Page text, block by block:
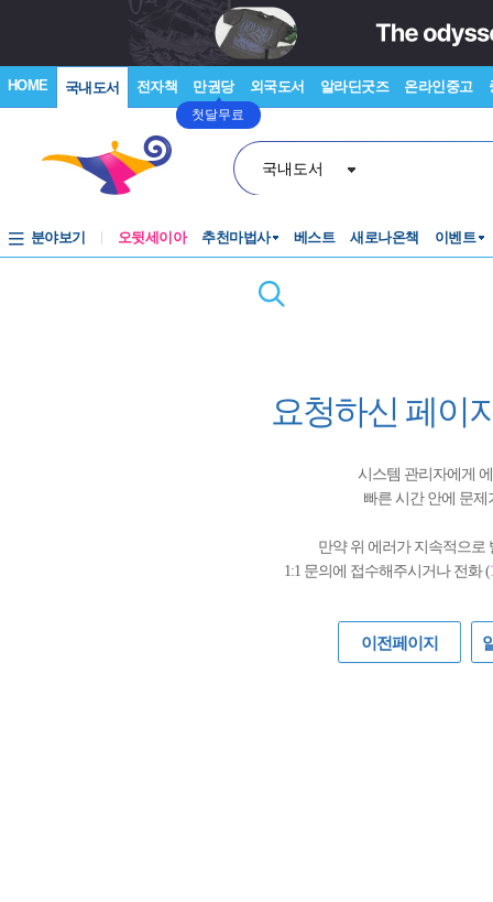
HOME 국내도서 전자책 만권당
첫달무료
외국도서 알라딘굿즈 온라인중고
국내도서
분야보기 오뒷세이아 추천마법사 베스트 새로나온책 이벤트
요청하신 페이
시스템 관리자에게
빠른 시간 안에 문
만약 위 에러가 지속적으로
1:1 문의에 접수해주시거나 전화 (
이전페이지